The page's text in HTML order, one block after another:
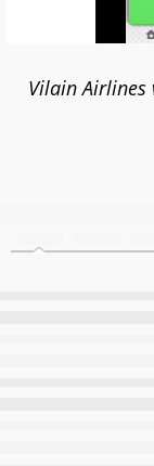
Vilain Airlines